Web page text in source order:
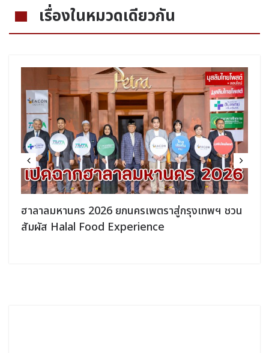
เรื่องในหมวดเดียวกัน
ฮาลาลมหานคร 2026 ยกนครเพตราสู่กรุงเทพฯ ชวน
สัมผัส Halal Food Experience